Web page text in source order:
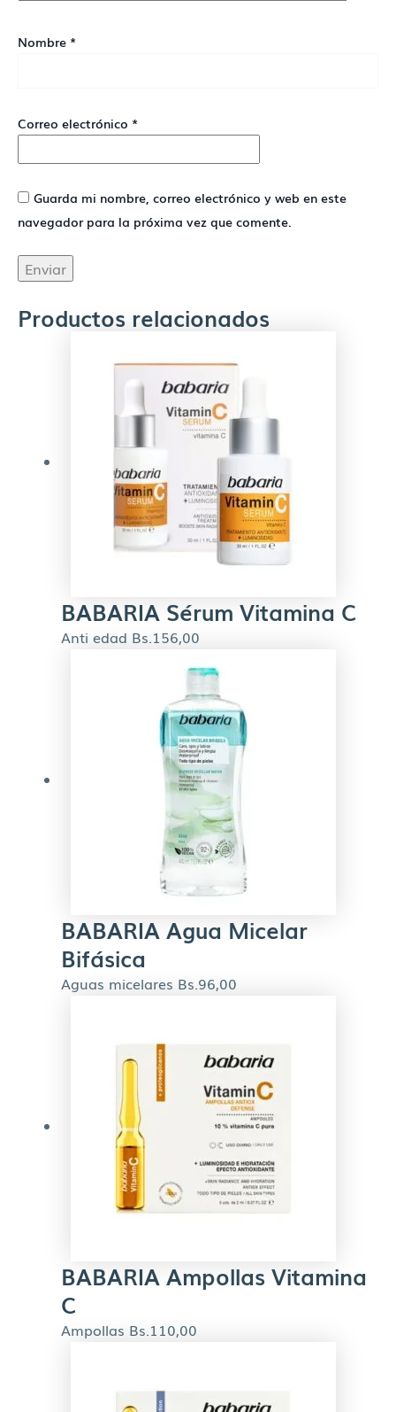
Nombre *
Correo electrónico *
Guarda mi nombre, correo electrónico y web en este
navegador para la próxima vez que comente.
Productos relacionados
BABARIA Sérum Vitamina C
Anti edad Bs.156,00
BABARIA Agua Micelar
Bifásica
Aguas micelares Bs.96,00
BABARIA Ampollas Vitamina
C
Ampollas Bs.110,00